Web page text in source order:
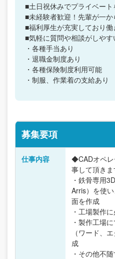
■土日祝休みでプライベー
■未経験者歓迎！先輩が一
■福利厚生が充実しており
■気軽に質問や相談がしや
・各種手当あり
・退職金制度あり
・各種保険制度利用可能
・制服、作業着の支給あり
募集要項
仕事内容
◆CADオペレ
事して頂きま
・鉄骨専用
Arris）を使
面を作成
・工場製作
・製作工場
（ワード、
成
・その他不